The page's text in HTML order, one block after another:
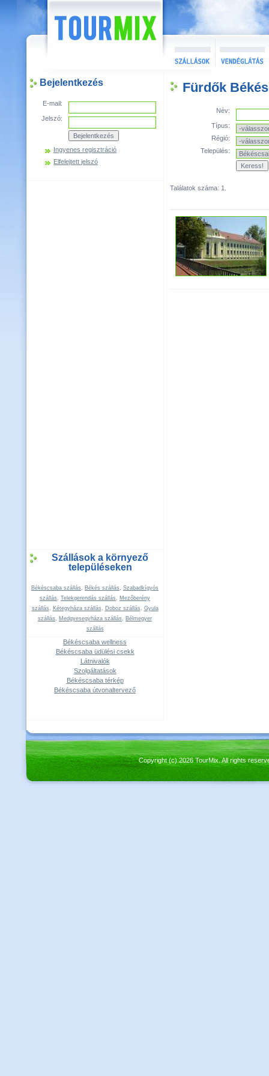
Bejelentkezés
E-mail:
Jelszó:
Ingyenes regisztráció
Elfelejtett jelszó
Szállások a környező
településeken
Békéscsaba szállás, Békés szállás, Szabadkígyós
szállás, Telekgerendás szállás, Mezőberény
szállás, Kétegyháza szállás, Doboz szállás, Gyula
szállás, Medgyesegyháza szállás, Bélmegyer
szállás
Békéscsaba wellness
Békéscsaba üdülési csekk
Látnivalók
Szolgáltatások
Békéscsaba térkép
Békéscsaba útvonaltervező
Fürdők
Név:
Típus:
Régió:
Település:
Találatok száma: 1.
Copyright (c) 2026 TourMix. All rights